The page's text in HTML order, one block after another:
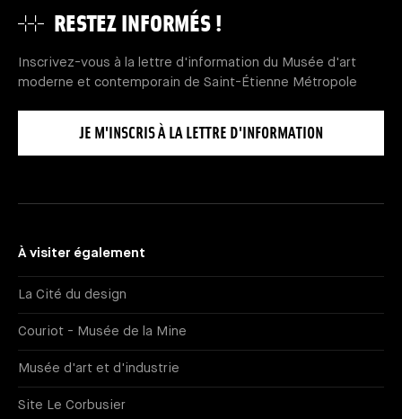
RESTEZ INFORMÉS !
Inscrivez-vous à la lettre d'information du Musée d'art
moderne et contemporain de Saint-Étienne Métropole
JE M'INSCRIS À LA LETTRE D'INFORMATION
À visiter également
La Cité du design
Couriot - Musée de la Mine
Musée d'art et d'industrie
Site Le Corbusier